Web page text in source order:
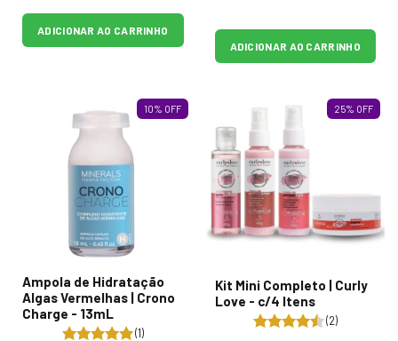
ADICIONAR AO CARRINHO
ADICIONAR AO CARRINHO
10% OFF
Ampola de Hidratação
Algas Vermelhas | Crono
Charge - 13mL
(1)
25% OFF
Kit Mini Completo | Curly
Love - c/4 Itens
(2)